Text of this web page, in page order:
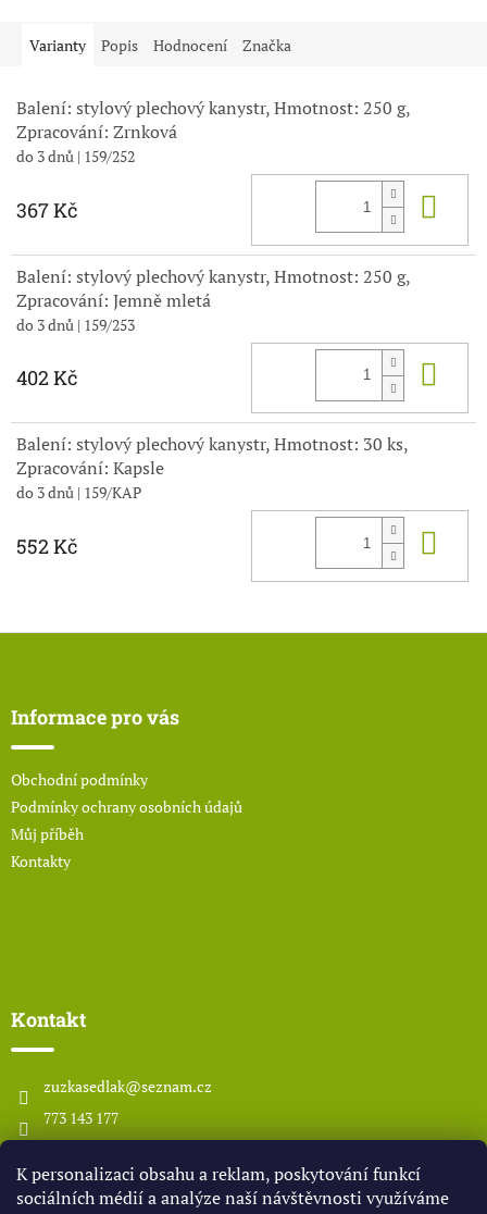
K personalizaci obsahu a reklam, poskytování funkcí
sociálních médií a analýze naší návštěvnosti využíváme
Varianty Popis Hodnocení Značka
Balení: stylový plechový kanystr, Hmotnost: 250 g,
Zpracování: Zrnková
do 3 dnů | 159/252
367 Kč
Balení: stylový plechový kanystr, Hmotnost: 250 g,
Zpracování: Jemně mletá
do 3 dnů | 159/253
402 Kč
Balení: stylový plechový kanystr, Hmotnost: 30 ks,
Zpracování: Kapsle
do 3 dnů | 159/KAP
552 Kč
Z
Informace pro vás
Obchodní podmínky
Podmínky ochrany osobních údajů
Můj příběh
Kontakty
Kontakt
zuzkasedlak@seznam.cz
773 143 177
odsedlaka